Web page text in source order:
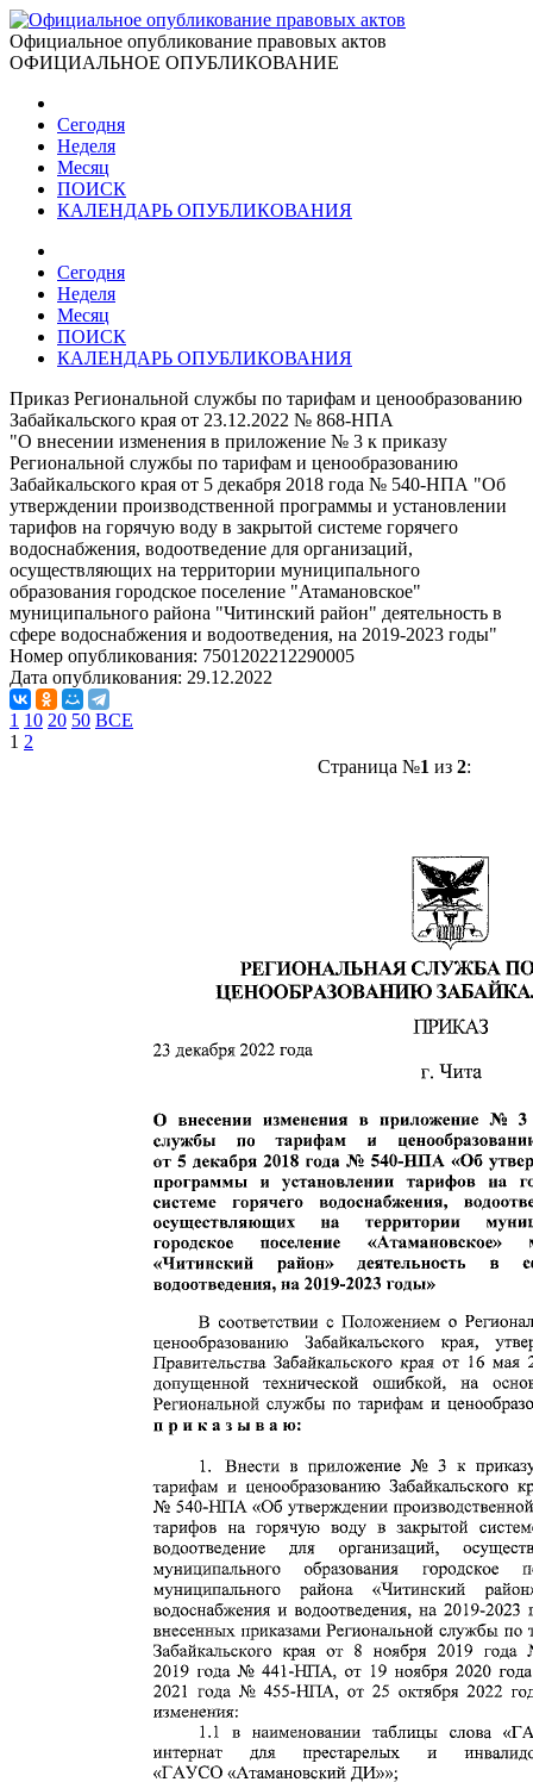
Официальное опубликование правовых актов
ОФИЦИАЛЬНОЕ ОПУБЛИКОВАНИЕ
Сегодня
Неделя
Месяц
ПОИСК
КАЛЕНДАРЬ ОПУБЛИКОВАНИЯ
Сегодня
Неделя
Месяц
ПОИСК
КАЛЕНДАРЬ ОПУБЛИКОВАНИЯ
Приказ Региональной службы по тарифам и ценообразованию
Забайкальского края от 23.12.2022 № 868-НПА
"О внесении изменения в приложение № 3 к приказу
Региональной службы по тарифам и ценообразованию
Забайкальского края от 5 декабря 2018 года № 540-НПА "Об
утверждении производственной программы и установлении
тарифов на горячую воду в закрытой системе горячего
водоснабжения, водоотведение для организаций,
осуществляющих на территории муниципального
образования городское поселение "Атамановское"
муниципального района "Читинский район" деятельность в
сфере водоснабжения и водоотведения, на 2019-2023 годы"
Номер опубликования: 7501202212290005
Дата опубликования: 29.12.2022
1 10 20 50 ВСЕ
1 2
Страница №1 из 2: